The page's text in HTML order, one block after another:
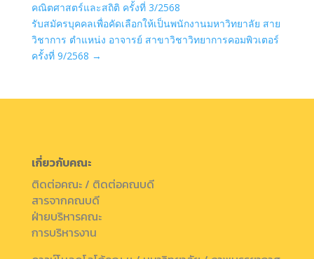
คณิตศาสตร์และสถิติ ครั้งที่ 3/2568
รับสมัครบุคคลเพื่อคัดเลือกให้เป็นพนักงานมหาวิทยาลัย สาย
วิชาการ ตำแหน่ง อาจารย์ สาขาวิชาวิทยาการคอมพิวเตอร์
ครั้งที่ 9/2568 →
เกี่ยวกับคณะ
ติดต่อคณะ / ติดต่อคณบดี
สารจากคณบดี
ฝ่ายบริหารคณะ
การบริหารงาน